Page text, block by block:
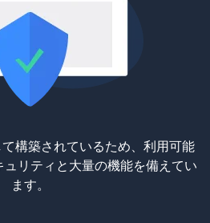
構築されているため、利用可能
リティと大量の機能を備えてい
ます。